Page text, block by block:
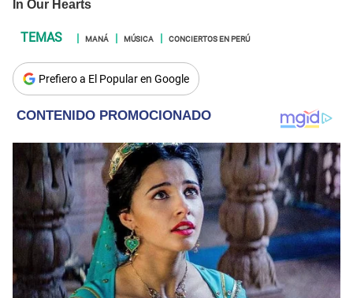
MANÁ MÚSICA CONCIERTOS EN PERÚ
Prefiero a El Popular en Google